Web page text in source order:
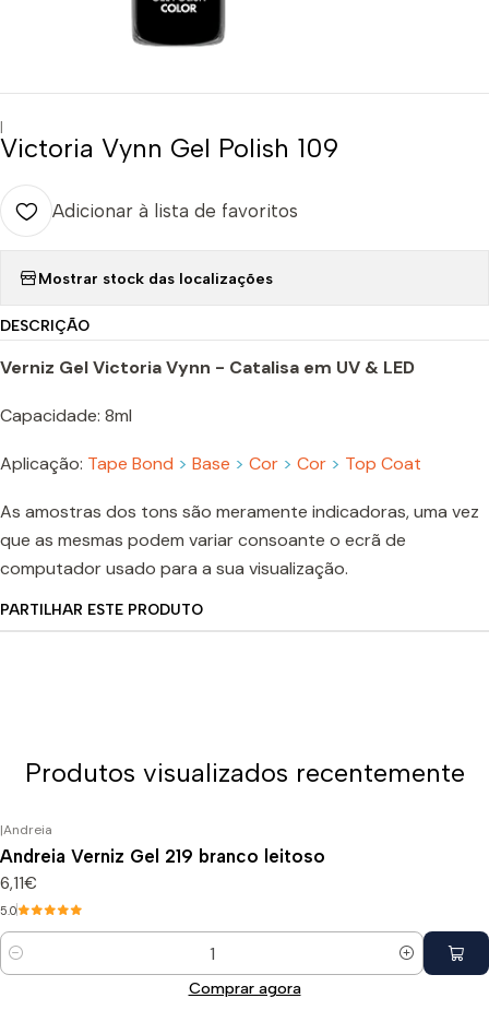
|
Victoria Vynn Gel Polish 109
Adicionar à lista de favoritos
Mostrar stock das localizações
DESCRIÇÃO
Verniz Gel Victoria Vynn - Catalisa em UV & LED
Capacidade: 8ml
Aplicação: Tape Bond > Base > Cor > Cor > Top Coat
As amostras dos tons são meramente indicadoras, uma vez
que as mesmas podem variar consoante o ecrã de
computador usado para a sua visualização.
PARTILHAR ESTE PRODUTO
Produtos visualizados recentemente
|Andreia
Andreia Verniz Gel 219 branco leitoso
6,11€
5.0
Quantidade
Comprar agora